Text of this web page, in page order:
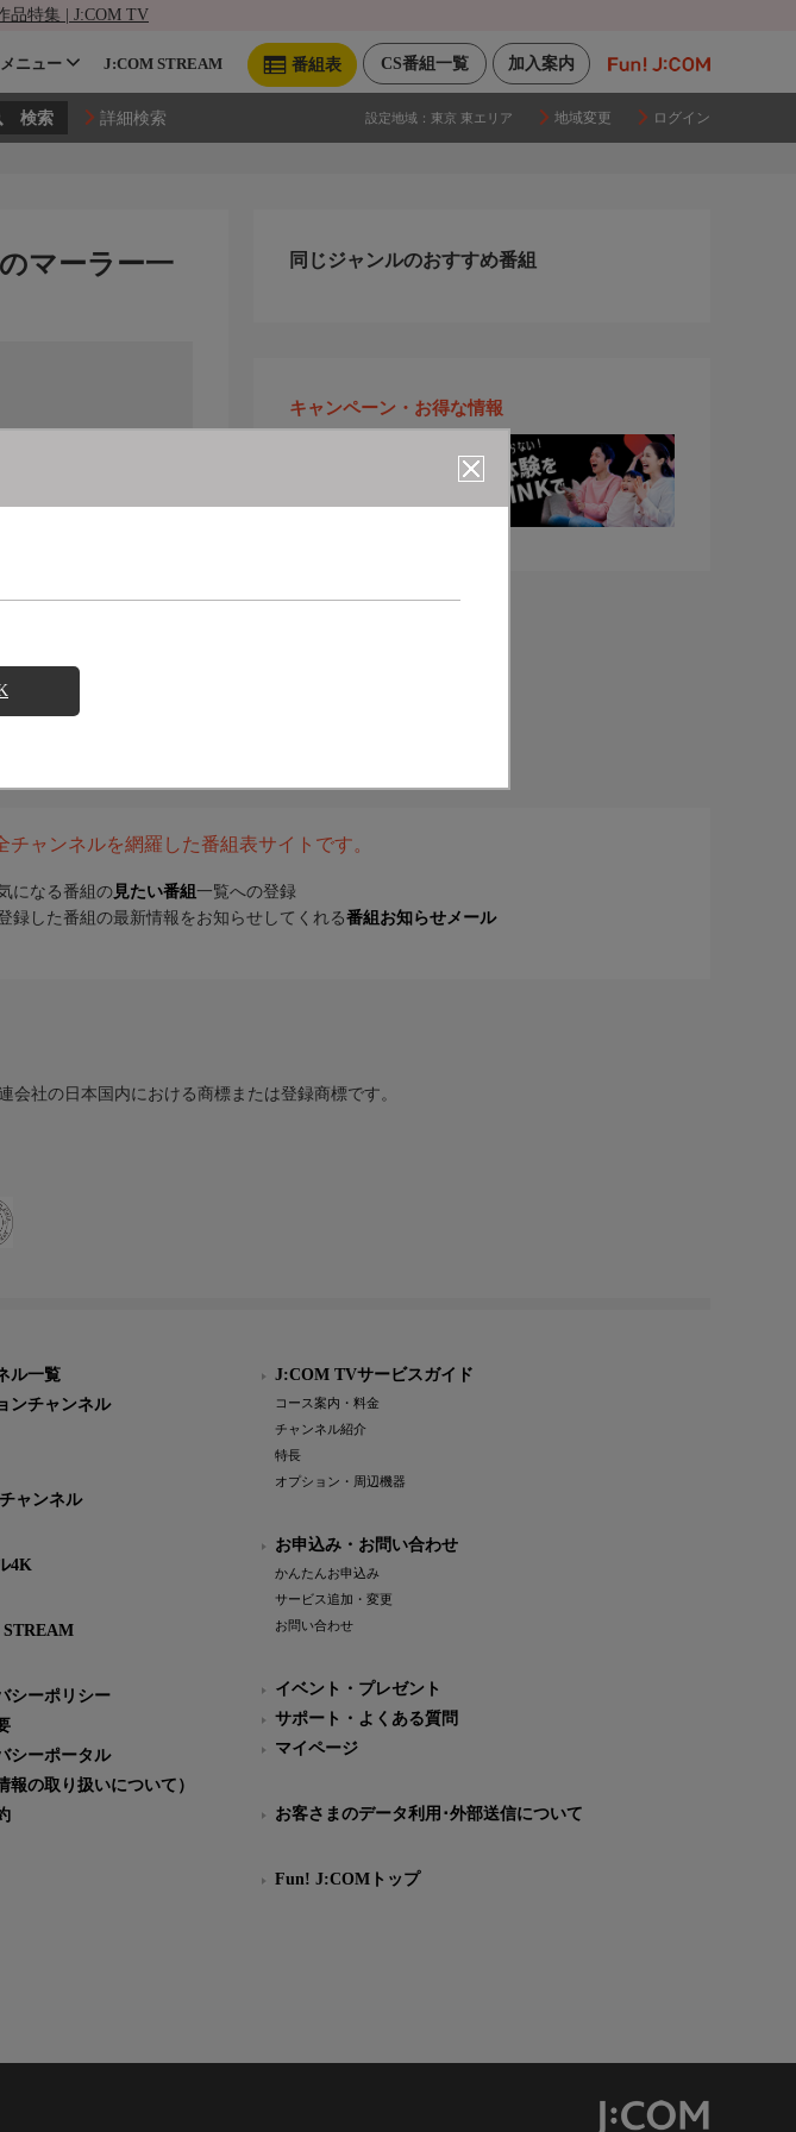
品特集 | J:COM TV
加入案内
CS番組一覧
番組表
ニュー J:COM STREAM
詳細検索 設定地域： 東京 東エリア 地域変更 ログイン
マーラー一
同じジャンルのおすすめ番組
キャンペーン・お得な情報
ャンネルを網羅した番組表サイトです。
になる番組の 見たい番組 一覧への登録
録した番組の最新情報をお知らせしてくれる番組お知らせメール
社の日本国内における商標または登録商標です。
ル一覧
ンチャンネル
ャンネル
4K
シーポリシー
シーポータル
報の取り扱いについて）
J:COM TVサービスガイド
コース案内・料金
チャンネル紹介
特長
オプション・周辺機器
お申込み・お問い合わせ
かんたんお申込み
サービス追加・変更
お問い合わせ
イベント・プレゼント
サポート・よくある質問
マイページ
お客さまのデータ利用･外部送信について
Fun! J:COMトップ